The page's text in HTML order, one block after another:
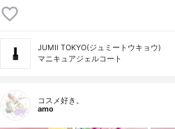
JUMII TOKYO(ジュミートウキョウ)
マニキュアジェルコート
コスメ好き。
amo